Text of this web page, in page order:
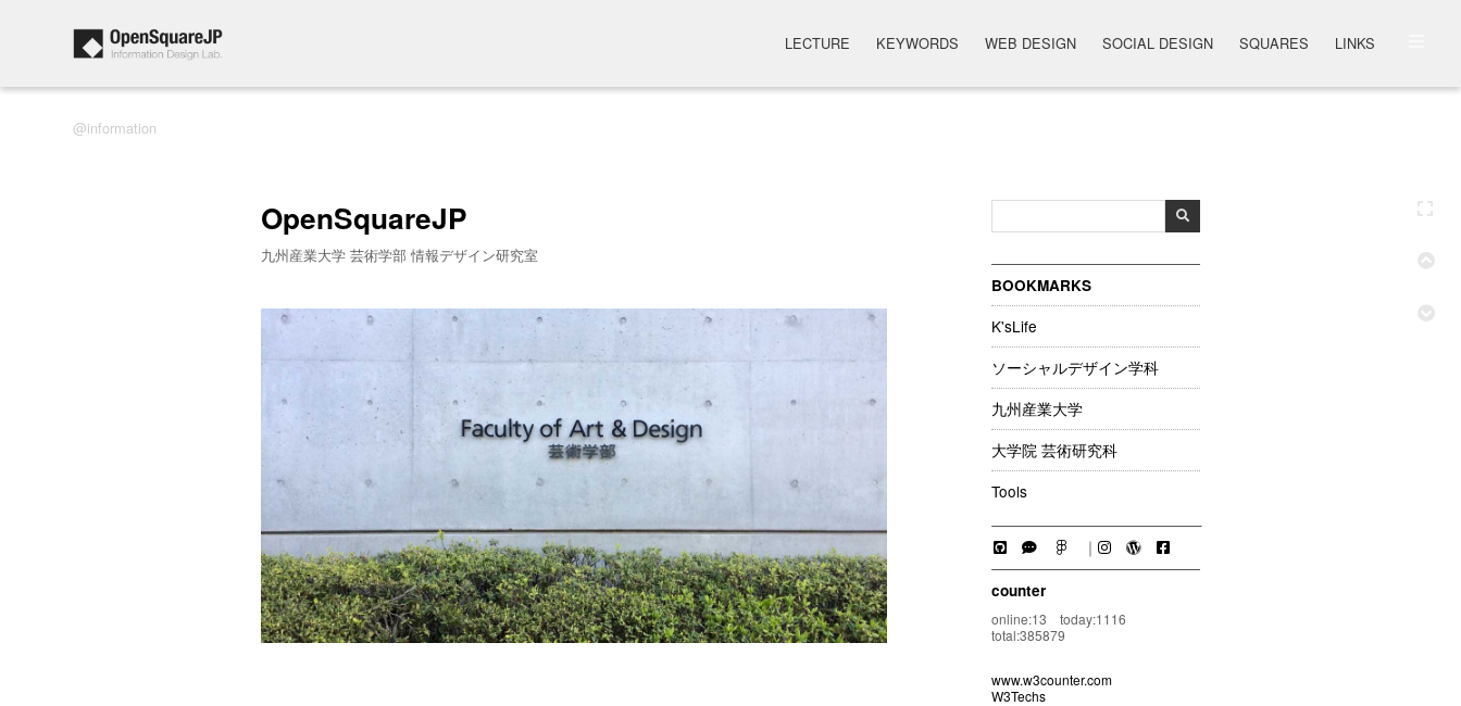
information
LECTURE KEYWORDS WEB DESIGN SOCIAL DESIGN SQUARES LINKS
BOOKMARKS
K'sLife
ソーシャルデザイン学科
九州産業大学
大学院 芸術研究科
Tools
｜
counter
online:13 today:1116
total:385879
www.w3counter.com
W3Techs
OpenSquareJP
九州産業大学 芸術学部 情報デザイン研究室